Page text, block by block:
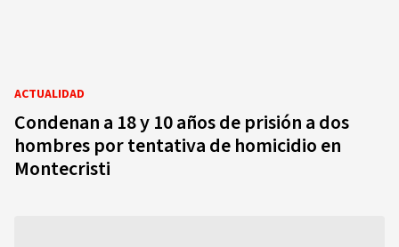
ACTUALIDAD
Condenan a 18 y 10 años de prisión a dos
hombres por tentativa de homicidio en
Montecristi